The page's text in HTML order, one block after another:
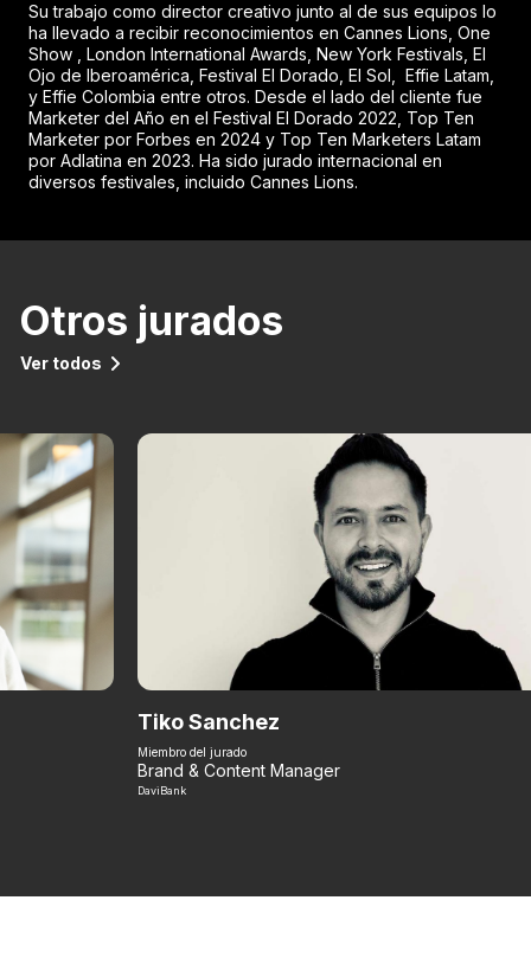
Su trabajo como director creativo junto al de sus equipos lo
ha llevado a recibir reconocimientos en Cannes Lions, One
Show , London International Awards, New York Festivals, El
Ojo de Iberoamérica, Festival El Dorado, El Sol, Effie Latam,
y Effie Colombia entre otros. Desde el lado del cliente fue
Marketer del Año en el Festival El Dorado 2022, Top Ten
Marketer por Forbes en 2024 y Top Ten Marketers Latam
por Adlatina en 2023. Ha sido jurado internacional en
diversos festivales, incluido Cannes Lions.
Otros jurados
Ver todos
Tiko Sanchez
Miembro del jurado
Brand & Content Manager
DaviBank